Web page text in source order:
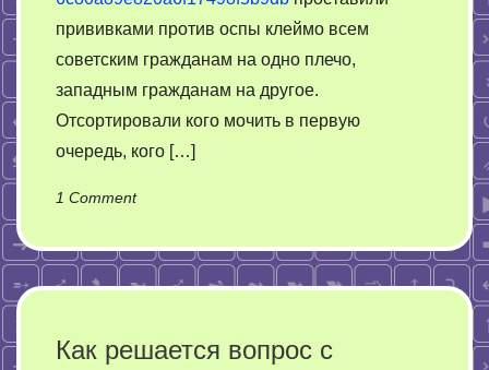
прививками против оспы клеймо всем
советским гражданам на одно плечо,
западным гражданам на другое.
Отсортировали кого мочить в первую
очередь, кого […]
1 Commenton
в
вы
Как решается вопрос с